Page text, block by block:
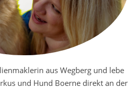
aus Wegberg und lebe
und Hund Boerne direkt an der